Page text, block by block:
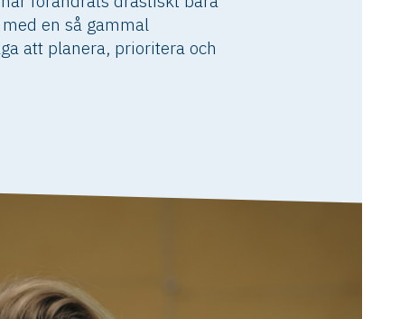
en så gammal
att planera, prioritera och